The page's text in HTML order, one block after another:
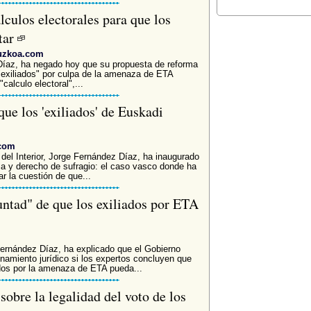
electorales para que los
ha negado hoy que su propuesta de reforma
por culpa de la amenaza de ETA
electoral",...
los 'exiliados' de Euskadi
Interior, Jorge Fernández Díaz, ha inaugurado
y derecho de sufragio: el caso vasco donde ha
la cuestión de que...
de que los exiliados por ETA
Díaz, ha explicado que el Gobierno
jurídico si los expertos concluyen que
por la amenaza de ETA pueda...
la legalidad del voto de los